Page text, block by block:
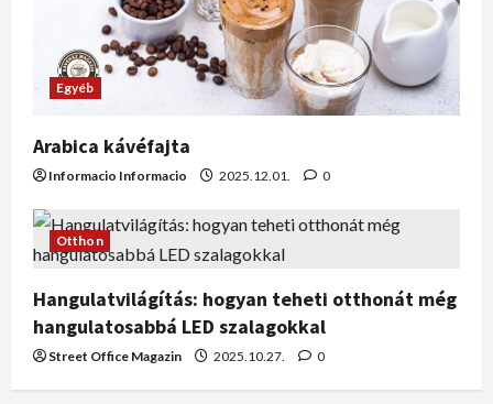
Egyéb
Arabica kávéfajta
Informacio Informacio 2025.12.01. 0
Otthon
Hangulatvilágítás: hogyan teheti otthonát még
hangulatosabbá LED szalagokkal
Street Office Magazin 2025.10.27. 0